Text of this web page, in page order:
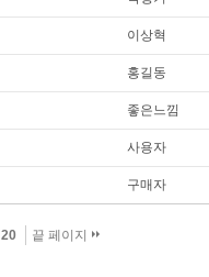
이상혁
홍길동
좋은느낌
사용자
구매자
20 끝 페이지